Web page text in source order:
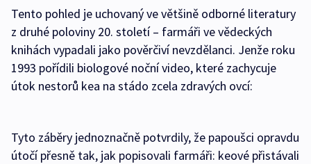
Tento pohled je uchovaný ve většině odborné literatury
z druhé poloviny 20. století – farmáři ve vědeckých
knihách vypadali jako pověrčiví nevzdělanci. Jenže roku
1993 pořídili biologové noční video, které zachycuje
útok nestorů kea na stádo zcela zdravých ovcí:
Tyto záběry jednoznačně potvrdily, že papoušci opravdu
útočí přesně tak, jak popisovali farmáři: keové přistávali